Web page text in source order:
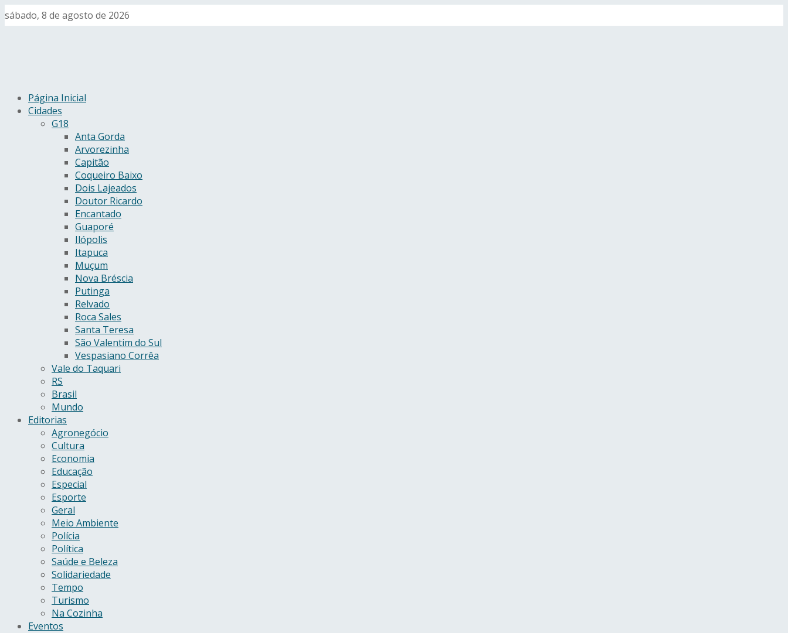
sábado, 8 de agosto de 2026
Página Inicial
Cidades
G18
Anta Gorda
Arvorezinha
Capitão
Coqueiro Baixo
Dois Lajeados
Doutor Ricardo
Encantado
Guaporé
Ilópolis
Itapuca
Muçum
Nova Bréscia
Putinga
Relvado
Roca Sales
Santa Teresa
São Valentim do Sul
Vespasiano Corrêa
Vale do Taquari
RS
Brasil
Mundo
Editorias
Agronegócio
Cultura
Economia
Educação
Especial
Esporte
Geral
Meio Ambiente
Polícia
Política
Saúde e Beleza
Solidariedade
Tempo
Turismo
Na Cozinha
Eventos